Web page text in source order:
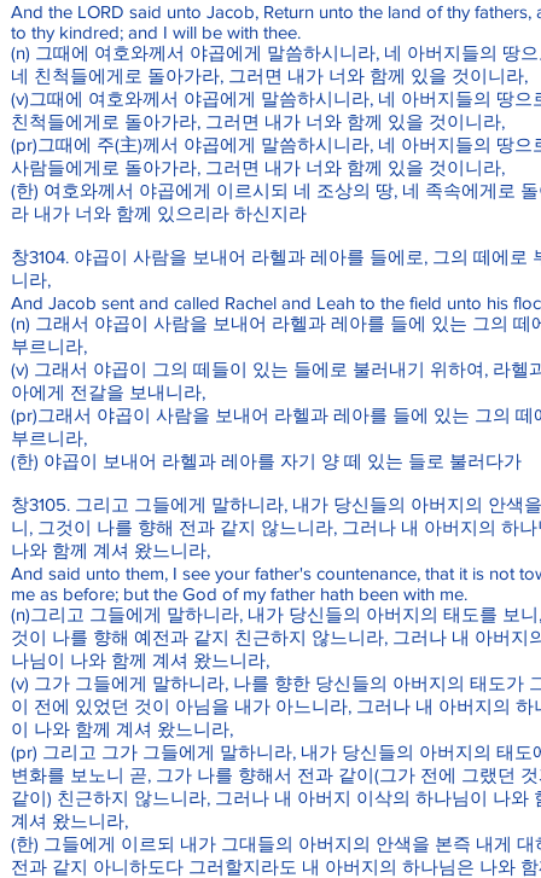
And the LORD said unto Jacob, Return unto the land of thy fathers,
to thy kindred; and I will be with thee.
(n) 그때에 여호와께서 야곱에게 말씀하시니라, 네 아버지들의 땅으
네 친척들에게로 돌아가라, 그러면 내가 너와 함께 있을 것이니라,
(v)그때에 여호와께서 야곱에게 말씀하시니라, 네 아버지들의 땅으
친척들에게로 돌아가라, 그러면 내가 너와 함께 있을 것이니라,
(pr)그때에 주(主)께서 야곱에게 말씀하시니라, 네 아버지들의 땅으
사람들에게로 돌아가라, 그러면 내가 너와 함께 있을 것이니라,
(한) 여호와께서 야곱에게 이르시되 네 조상의 땅, 네 족속에게로
라 내가 너와 함께 있으리라 하신지라
창3104. 야곱이 사람을 보내어 라헬과 레아를 들에로, 그의 떼에로
니라,
And Jacob sent and called Rachel and Leah to the field unto his
(n) 그래서 야곱이 사람을 보내어 라헬과 레아를 들에 있는 그의 떼
부르니라,
(v) 그래서 야곱이 그의 떼들이 있는 들에로 불러내기 위하여, 라헬
아에게 전갈을 보내니라,
(pr)그래서 야곱이 사람을 보내어 라헬과 레아를 들에 있는 그의 떼
부르니라,
(한) 야곱이 보내어 라헬과 레아를 자기 양 떼 있는 들로 불러다가
창3105. 그리고 그들에게 말하니라, 내가 당신들의 아버지의 안색
니, 그것이 나를 향해 전과 같지 않느니라, 그러나 내 아버지의 하
나와 함께 계셔 왔느니라,
And said unto them, I see your father's countenance, that it is not
me as before; but the God of my father hath been with me.
(n)그리고 그들에게 말하니라, 내가 당신들의 아버지의 태도를 보니
것이 나를 향해 예전과 같지 친근하지 않느니라, 그러나 내 아버지
나님이 나와 함께 계셔 왔느니라,
(v) 그가 그들에게 말하니라, 나를 향한 당신들의 아버지의 태도가
이 전에 있었던 것이 아님을 내가 아느니라, 그러나 내 아버지의 하
이 나와 함께 계셔 왔느니라,
(pr) 그리고 그가 그들에게 말하니라, 내가 당신들의 아버지의 태도
변화를 보노니 곧, 그가 나를 향해서 전과 같이(그가 전에 그랬던
같이) 친근하지 않느니라, 그러나 내 아버지 이삭의 하나님이 나와
계셔 왔느니라,
(한) 그들에게 이르되 내가 그대들의 아버지의 안색을 본즉 내게 대
전과 같지 아니하도다 그러할지라도 내 아버지의 하나님은 나와